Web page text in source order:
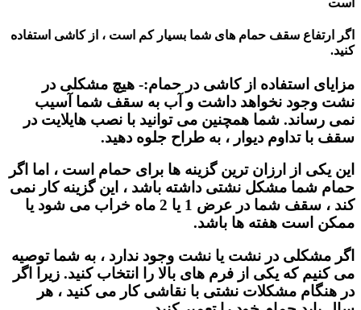
است
اگر ارتفاع سقف حمام های شما بسیار کم است ، از کاشی استفاده
کنید.
مزایای استفاده از کاشی در حمام:- هیچ مشکلی در
نشت وجود نخواهد داشت و آب به سقف شما آسیب
نمی رساند. شما همچنین می توانید با نصب هایلایت در
سقف با تداوم دیوار ، به طراح جلوه دهید.
این یکی از ارزان ترین گزینه ها برای حمام است ، اما اگر
حمام شما مشکل نشتی داشته باشد ، این گزینه کار نمی
کند ، سقف شما در عرض 1 یا 2 ماه خراب می شود یا
ممکن است هفته ها باشد.
اگر مشکلی در نشت یا نشت وجود ندارد ، به شما توصیه
می کنیم که یکی از فرم های بالا را انتخاب کنید. زیرا اگر
در هنگام مشکلات نشتی با نقاشی کار می کنید ، هر